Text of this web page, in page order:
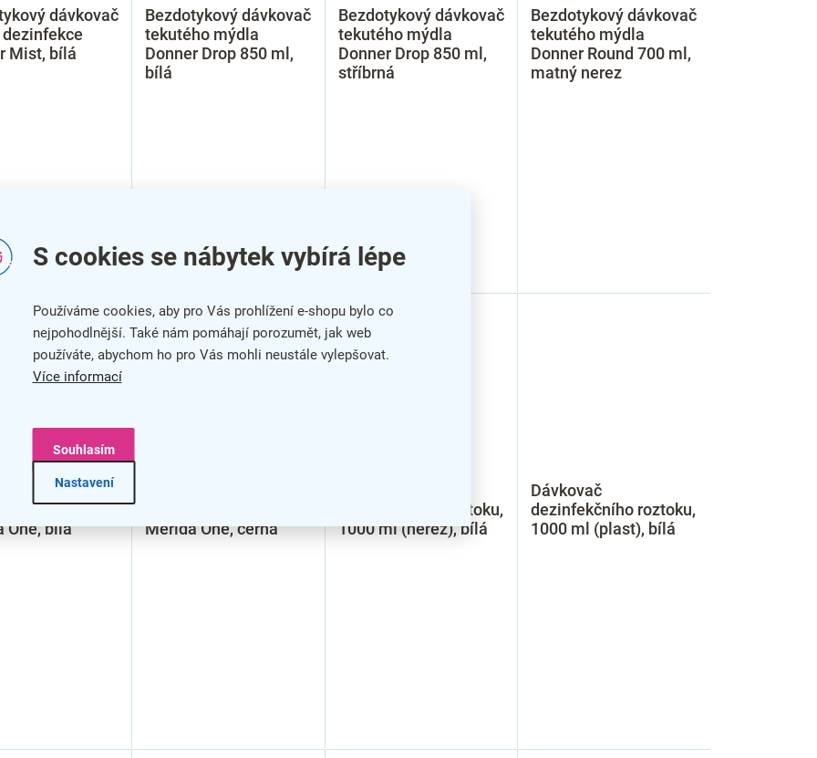
S cookies se nábytek vybírá lépe
Používáme cookies, aby pro Vás prohlížení e-shopu bylo co
nejpohodlnější. Také nám pomáhají porozumět, jak web
používáte, abychom ho pro Vás mohli neustále vylepšovat.
Více informací
Nastavení
Souhlasím
dávkovač
Mist, bílá
Bezdotykový dávkovač
tekutého mýdla
Donner Drop 850 ml,
bílá
Bezdotykový dávkovač
tekutého mýdla
Donner Drop 850 ml,
stříbrná
Bezdotykový dávkovač
tekutého mýdla
Donner Round 700 ml,
matný nerez
dezinfekce
Automatic
One, bílá
Merida One, černá
dezinfekčního roztoku,
1000 ml (nerez), bílá
Dávkovač
dezinfekčního roztoku,
1000 ml (plast), bílá